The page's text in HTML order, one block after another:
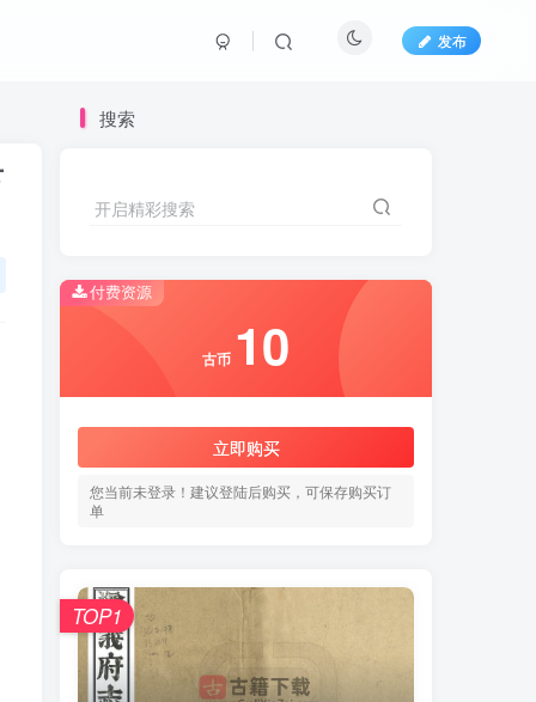
发布
搜索
开启精彩搜索
付费资源
古币 10
立即购买
您当前未登录！建议登陆后购买，可保存购买订
单
TOP1
开启精彩搜索
古币 10
立即购买
您当前未登录！建议登陆后购买，可保存购买订
单
TOP1